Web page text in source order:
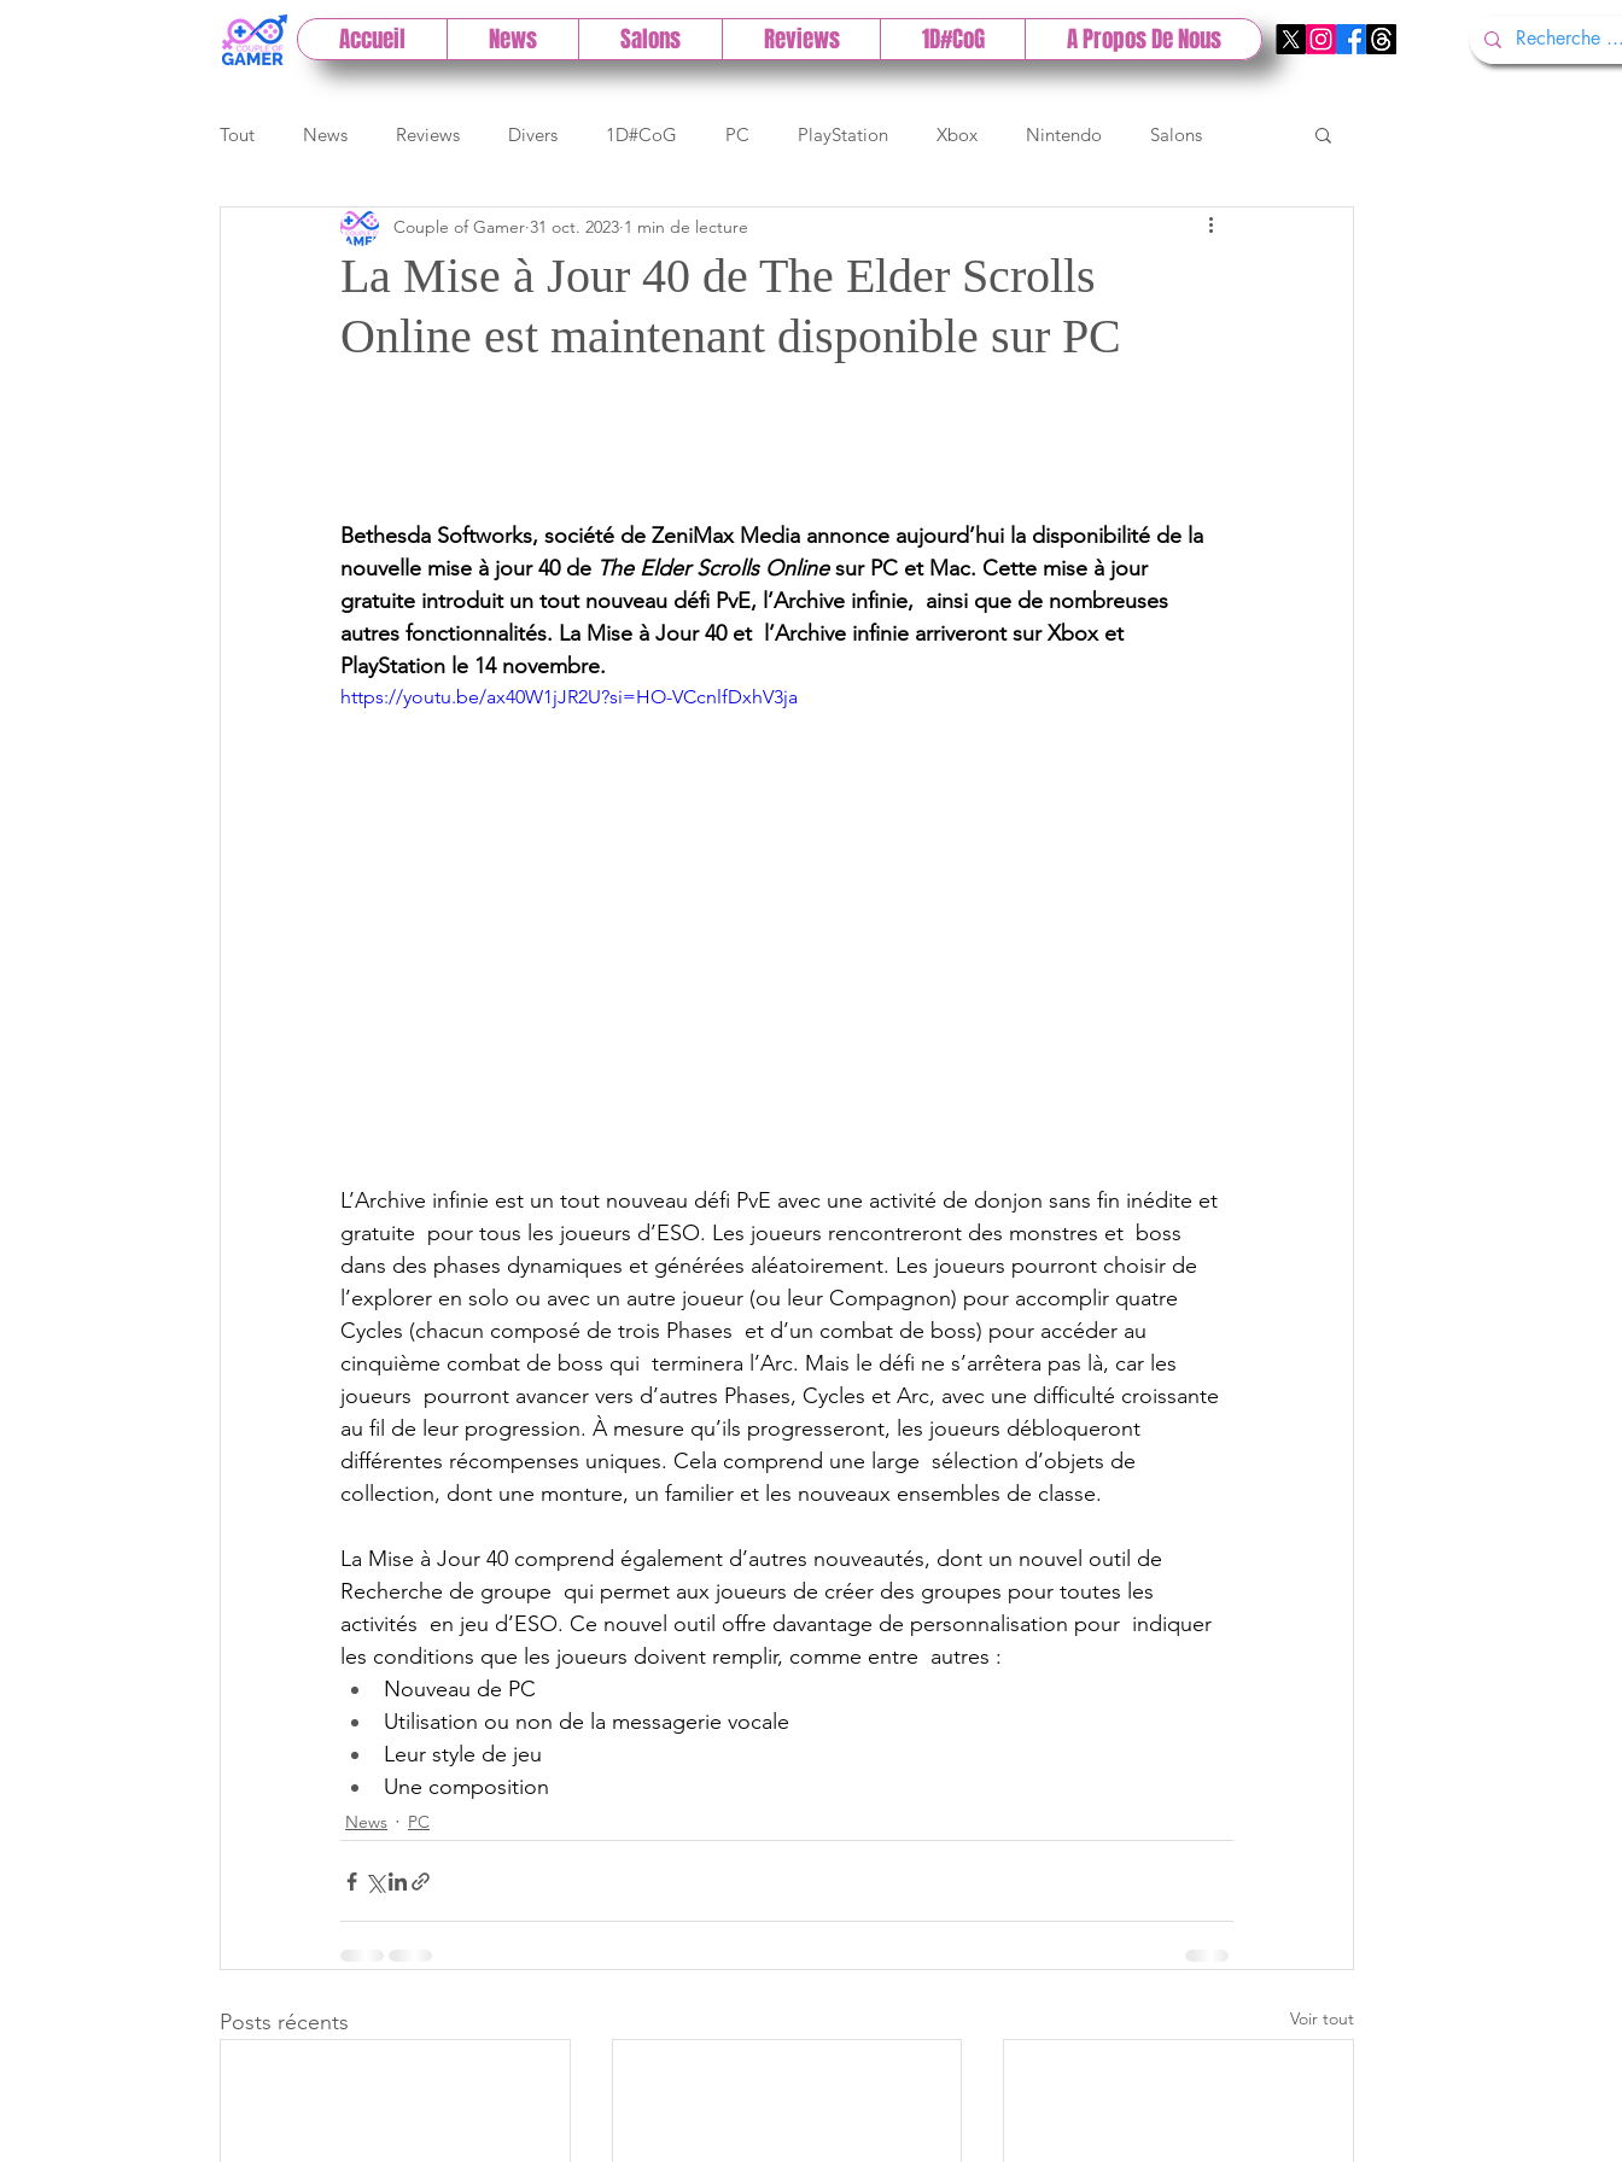
Accueil News Salons Reviews 1D#CoG A Propos De Nous
Tout News Reviews Divers 1D#CoG PC PlayStation Xbox Nintendo Salons
Previews Cloud Test indé DLC Gamescom
Paris Games Week Early Access Test 1DCoG Test Xbox Test Nintendo Test PlayStation
La Mise à Jour 40 de The Elder Scrolls
Online est maintenant disponible sur PC
Couple of Gamer 31 oct. 2023 1 min de lecture
Bethesda Softworks, société de ZeniMax Media annonce aujourd’hui la disponibilité de la
nouvelle mise à jour 40 de The Elder Scrolls Online sur PC et Mac. Cette mise à jour
gratuite introduit un tout nouveau défi PvE, l’Archive infinie,  ainsi que de nombreuses
autres fonctionnalités. La Mise à Jour 40 et  l’Archive infinie arriveront sur Xbox et
PlayStation le 14 novembre.
https://youtu.be/ax40W1jJR2U?si=HO-VCcnlfDxhV3ja
L’Archive infinie est un tout nouveau défi PvE avec une activité de donjon sans fin inédite et
gratuite  pour tous les joueurs d’ESO. Les joueurs rencontreront des monstres et  boss
dans des phases dynamiques et générées aléatoirement. Les joueurs pourront choisir de
l’explorer en solo ou avec un autre joueur (ou leur Compagnon) pour accomplir quatre
Cycles (chacun composé de trois Phases  et d’un combat de boss) pour accéder au
cinquième combat de boss qui  terminera l’Arc. Mais le défi ne s’arrêtera pas là, car les
joueurs  pourront avancer vers d’autres Phases, Cycles et Arc, avec une difficulté croissante
au fil de leur progression. À mesure qu’ils progresseront, les joueurs débloqueront
différentes récompenses uniques. Cela comprend une large  sélection d’objets de
collection, dont une monture, un familier et les nouveaux ensembles de classe.
La Mise à Jour 40 comprend également d’autres nouveautés, dont un nouvel outil de
Recherche de groupe  qui permet aux joueurs de créer des groupes pour toutes les
activités  en jeu d’ESO. Ce nouvel outil offre davantage de personnalisation pour  indiquer
les conditions que les joueurs doivent remplir, comme entre  autres :
Nouveau de PC
Utilisation ou non de la messagerie vocale
Leur style de jeu
Une composition
News PC
Posts récents Voir tout